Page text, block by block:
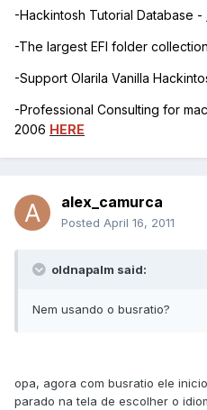
-Hackintosh Tutorial Database -
-The largest EFI folder
-Support Olarila Vanilla
-Professional Consulting for
2006 HERE
alex_camurca
Posted April 16, 2011
oldnapalm said:
Nem usando o busratio?
opa, agora com busratio ele
parado na tela de escolher o